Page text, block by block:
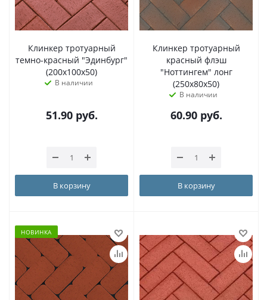
Клинкер тротуарный
темно-красный "Эдинбург"
(200x100x50)
В наличии
51.90руб.
В корзину
Клинкер тротуарный
красный флэш
"Ноттингем" лонг
(250х80x50)
В наличии
60.90руб.
В корзину
НОВИНКА